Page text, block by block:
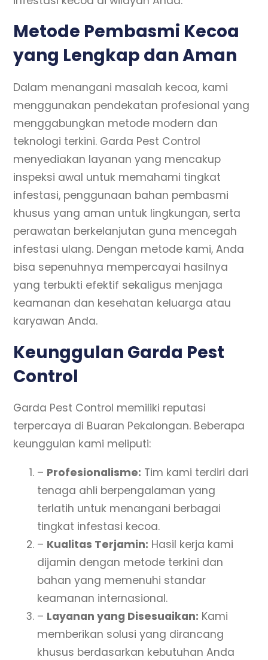
Metode Pembasmi Kecoa
yang Lengkap dan Aman
Dalam menangani masalah kecoa, kami
menggunakan pendekatan profesional yang
menggabungkan metode modern dan
teknologi terkini. Garda Pest Control
menyediakan layanan yang mencakup
inspeksi awal untuk memahami tingkat
infestasi, penggunaan bahan pembasmi
khusus yang aman untuk lingkungan, serta
perawatan berkelanjutan guna mencegah
infestasi ulang. Dengan metode kami, Anda
bisa sepenuhnya mempercayai hasilnya
yang terbukti efektif sekaligus menjaga
keamanan dan kesehatan keluarga atau
karyawan Anda.
Keunggulan Garda Pest
Control
Garda Pest Control memiliki reputasi
terpercaya di Buaran Pekalongan. Beberapa
keunggulan kami meliputi:
– Profesionalisme: Tim kami terdiri dari
tenaga ahli berpengalaman yang
terlatih untuk menangani berbagai
tingkat infestasi kecoa.
– Kualitas Terjamin: Hasil kerja kami
dijamin dengan metode terkini dan
bahan yang memenuhi standar
keamanan internasional.
– Layanan yang Disesuaikan: Kami
memberikan solusi yang dirancang
khusus berdasarkan kebutuhan Anda